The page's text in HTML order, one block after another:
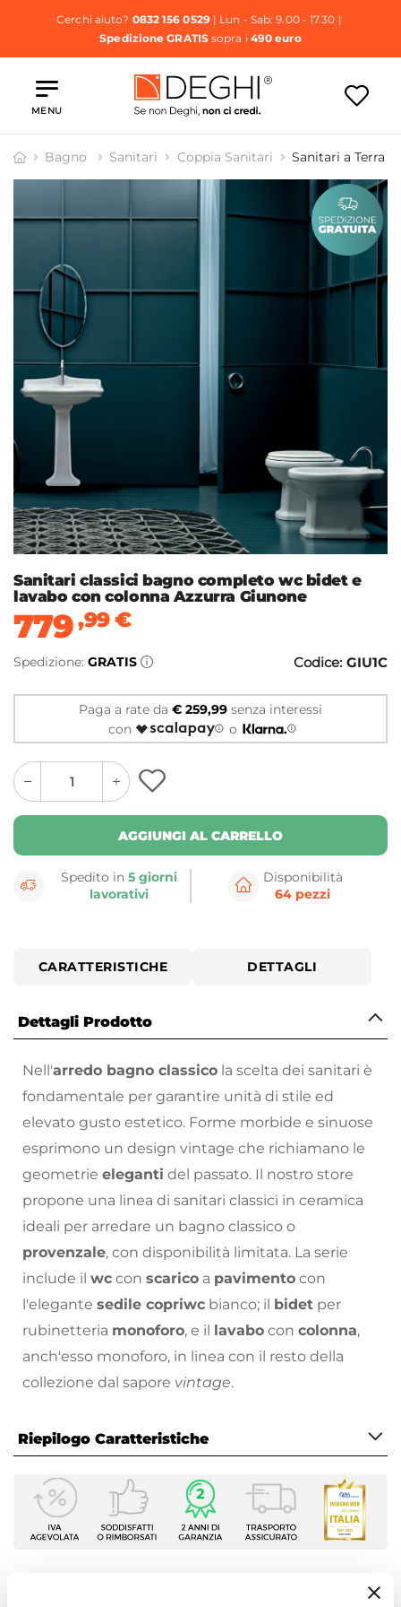
Cerchi aiuto? 0832 156 0529| Lun - Sab: 9.00 - 17.30 |
Spedizione GRATISsopra i 490 euro
MENU
Bagno Sanitari Coppia Sanitari Sanitari a Terra
Sanitari classici bagno completo wc bidet e
lavabo con colonna Azzurra Giunone
779,99€
Spedizione: GRATIS Codice: GIU1C
Paga a rate da € 259,99 senza interessi
con
o
quantity
button
quantity
minus
button
AGGIUNGI AL CARRELLO
Spedito in5 giorni
lavorativi
Disponibilità
64 pezzi
CARATTERISTICHE DETTAGLI
Dettagli Prodotto
Nell'arredo bagno classico la scelta dei sanitari è
fondamentale per garantire unità di stile ed
elevato gusto estetico. Forme morbide e sinuose
esprimono un design vintage che richiamano le
geometrie eleganti del passato. Il nostro store
propone una linea di sanitari classici in ceramica
ideali per arredare un bagno classico o
provenzale, con disponibilità limitata. La serie
include il wc con scarico a pavimento con
l'elegante sedile copriwc bianco; il bidet per
rubinetteria monoforo, e il lavabo con colonna,
anch'esso monoforo, in linea con il resto della
collezione dal sapore vintage.
Il nostro catalogo prodotti propone una linea di
sanitari vintage
caratterizzati da linee classiche
adatte per essere inserite in bagni classici o retrò.
Lo stile classico viene riscoperto con materiali
Riepilogo Caratteristiche
Caratteristiche Generali
Tipologia
Sanitari tradizionali